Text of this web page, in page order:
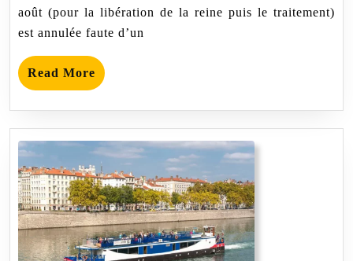
août (pour la libération de la reine puis le traitement)
est annulée faute d’un
Read More Read
More